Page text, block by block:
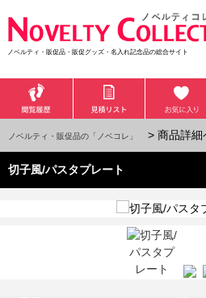
ノベルティ・販促品・販促グッズ・名入れ記念品の総合サイト
ノベルティ・販促品の「ノベコレ」 > 商品詳細
切子風/パスタプレート